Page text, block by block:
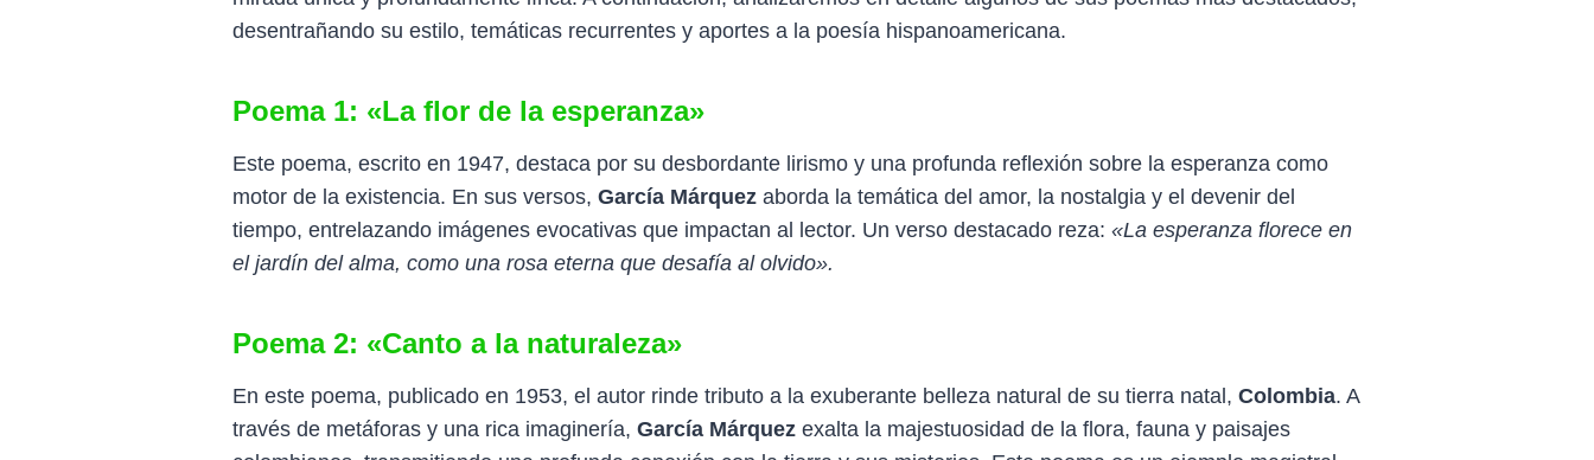
desentrañando su estilo, temáticas recurrentes y aportes a la poesía hispanoamericana.
Poema 1: «La flor de la esperanza»
Este poema, escrito en 1947, destaca por su desbordante lirismo y una profunda reflexión sobre la esperanza como
motor de la existencia. En sus versos, García Márquez aborda la temática del amor, la nostalgia y el devenir del
tiempo, entrelazando imágenes evocativas que impactan al lector. Un verso destacado reza: «La esperanza florece en
el jardín del alma, como una rosa eterna que desafía al olvido».
Poema 2: «Canto a la naturaleza»
En este poema, publicado en 1953, el autor rinde tributo a la exuberante belleza natural de su tierra natal, Colombia. A
través de metáforas y una rica imaginería, García Márquez exalta la majestuosidad de la flora, fauna y paisajes